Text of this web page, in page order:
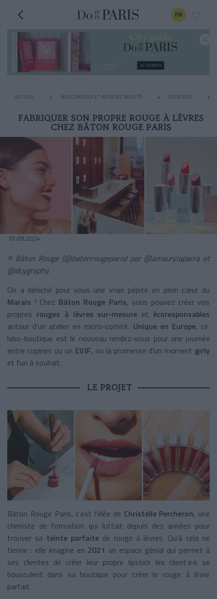
FR
ACCUEIL NOS CONSEILS ET ASTUCES BEAUTÉ ADRESSES
FABRIQUER SON PROPRE ROUGE À LÈVRES
CHEZ BÂTON ROUGE PARIS
10.09.2024
© Bâton Rouge (@batonrougeparis) par @amaurylaparra et
@dcygraphy.
On a déniché pour vous une vraie pépite en plein cœur du
Marais ! Chez Bâton Rouge Paris, vous pouvez créer vos
propres rouges à lèvres sur-mesure et écoresponsables
autour d’un atelier en micro-comité. Unique en Europe, ce
labo-boutique est le nouveau rendez-vous pour une journée
entre copines ou un EVJF, ou la promesse d’un moment girly
et fun à souhait.
LE PROJET
Bâton Rouge Paris, c’est l’idée de Christelle Percheron, une
chimiste de formation qui luttait depuis des années pour
trouver sa teinte parfaitede rouge à lèvres. Qu’à cela ne
tienne : elle imagine en 2021 un espace génial qui permet à
ses clientes de créer leur propre lipstick les client·e·s se
bousculent dans sa boutique pour créer le rouge à lèvre
parfait.